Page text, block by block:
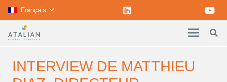
Français
INTERVIEW DE MATTHIEU